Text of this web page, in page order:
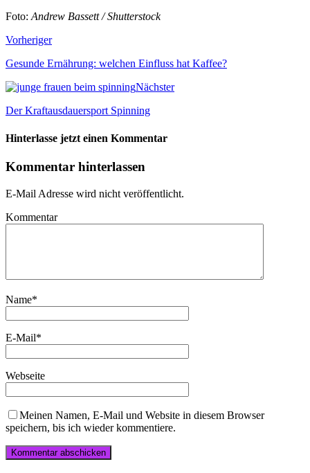
Foto: Andrew Bassett / Shutterstock
Vorheriger
Gesunde Ernährung: welchen Einfluss hat Kaffee?
Nächster
Der Kraftausdauersport Spinning
Hinterlasse jetzt einen Kommentar
Kommentar hinterlassen
E-Mail Adresse wird nicht veröffentlicht.
Kommentar
Name*
E-Mail*
Webseite
Meinen Namen, E-Mail und Website in diesem Browser
speichern, bis ich wieder kommentiere.